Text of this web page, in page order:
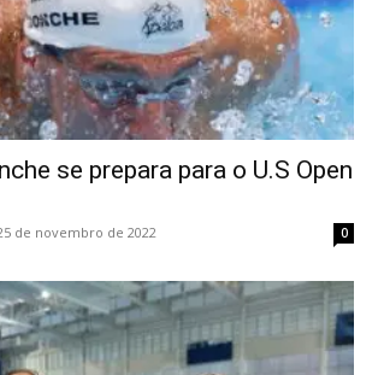
se prepara para o U.S Open
de novembro de 2022 0